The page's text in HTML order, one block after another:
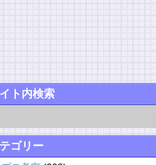
ト内検索
ゴリー